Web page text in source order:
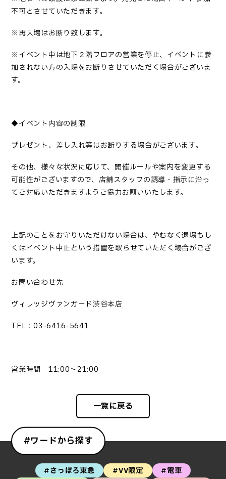
不可とさせていただきます。
※再入場はお断り致します。
※イベント中は地下２階フロアの営業を停止、イベントに参
加されない方の入場をお断りさせていただく場合がございま
す。
◆イベント内容の制限
プレゼント、差し入れ等はお断りする場合がございます。
その他、様々な状況に応じて、開催ルールや案内を変更する
可能性がございますので、店舗スタッフの誘導・指示に沿っ
てご対応いただきますようご協力お願いいたします。
上記のことをお守りいただけない場合は、やむなく退場もし
くはイベント中止という措置を取らせていただく場合がござ
います。
お問い合わせ先
ヴィレッジヴァンガード渋谷本店
TEL：03-6416-5641
営業時間 11:00～21:00
一覧に戻る
#ワードから探す
#さっぽろ東急 #VV限定
#電車